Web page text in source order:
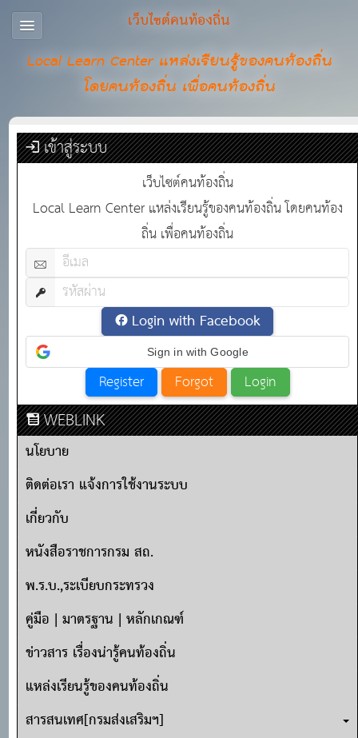
เว็บไซต์คนท้องถิ่น
Local Learn Center แหล่งเรียนรู้ของคนท้องถิ่น
โดยคนท้องถิ่น เพื่อคนท้องถิ่น
เข้าสู่ระบบ
เว็บไซต์คนท้องถิ่น
Local Learn Center แหล่งเรียนรู้ของคนท้องถิ่น โดยคนท้อง
ถิ่น เพื่อคนท้องถิ่น
Login with Facebook
Sign in with Google
WEBLINK
นโยบาย
ติดต่อเรา แจ้งการใช้งานระบบ
เกี่ยวกับ
หนังสือราชการกรม สถ.
พ.ร.บ.,ระเบียบกระทรวง
คู่มือ | มาตรฐาน | หลักเกณฑ์
ข่าวสาร เรื่องน่ารู้คนท้องถิ่น
แหล่งเรียนรู้ของคนท้องถิ่น
สารสนเทศ[กรมส่งเสริมฯ]